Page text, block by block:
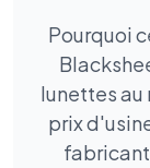
Pourquoi
lunettes au
prix